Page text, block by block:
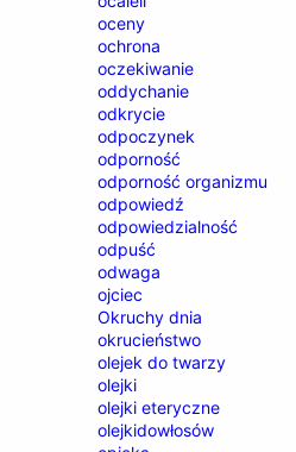
oceny
ochrona
oczekiwanie
oddychanie
odkrycie
odpoczynek
odporność
odporność organizmu
odpowiedź
odpowiedzialność
odpuść
odwaga
ojciec
Okruchy dnia
okrucieństwo
olejek do twarzy
olejki
olejki eteryczne
olejkidowłosów